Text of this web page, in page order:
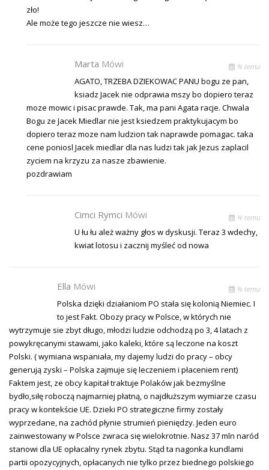
zło!
Ale może tego jeszcze nie wiesz…
Marta Mówi % temu
AGATO, TRZEBA DZIEKOWAC PANU bogu ze pan,
ksiadz Jacek nie odprawia mszy bo dopiero teraz
moze mowic i pisac prawde. Tak, ma pani Agata racje. Chwala
Bogu ze Jacek Miedlar nie jest ksiedzem praktykujacym bo
dopiero teraz moze nam ludzion tak naprawde pomagac. taka
cene poniosl Jacek miedlar dla nas ludzi tak jak Jezus zaplacil
zyciem na krzyzu za nasze zbawienie.
pozdrawiam
Cimci Rymci Mówi % temu
U łu łu ależ ważny głos w dyskusji. Teraz 3 wdechy,
kwiat lotosu i zacznij myśleć od nowa
Ella Mówi % temu
Polska dzięki działaniom PO stała się kolonią Niemiec. I
to jest Fakt. Obozy pracy w Polsce, w których nie
wytrzymuje sie zbyt długo, młodzi ludzie odchodzą po 3, 4 latach z
powykręcanymi stawami, jako kaleki, które są leczone na koszt
Polski. ( wymiana wspaniała, my dajemy ludzi do pracy – obcy
generują zyski – Polska zajmuje się leczeniem i płaceniem rent)
Faktem jest, ze obcy kapitał traktuje Polaków jak bezmyślne
bydło,siłę roboczą najmarniej płatną, o najdłuższym wymiarze czasu
pracy w kontekście UE. Dzieki PO strategiczne firmy zostały
wyprzedane, na zachód płynie strumień pieniędzy. Jeden euro
zainwestowany w Polsce zwraca się wielokrotnie. Nasz 37 mln naród
stanowi dla UE opłacalny rynek zbytu. Stąd ta nagonka kundlami
partii opozycyjnych, opłacanych nie tylko przez biednego polskiego